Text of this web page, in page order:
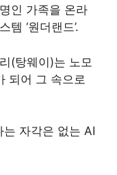
인 가족을 온라
‘원더랜드’.
(탕웨이)는 노모
되어 그 속으로
자각은 없는 AI